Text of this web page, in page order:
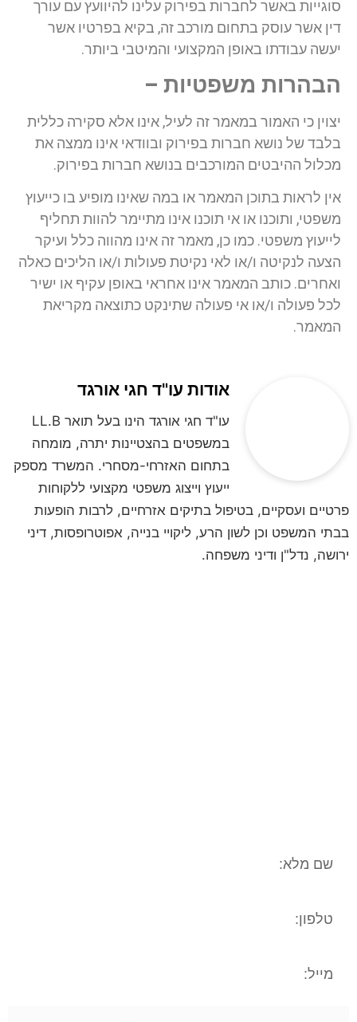
סוגייות באשר לחברות בפירוק עלינו להיוועץ עם עורך
דין אשר עוסק בתחום מורכב זה, בקיא בפרטיו אשר
יעשה עבודתו באופן המקצועי והמיטבי ביותר.
הבהרות משפטיות –
יצוין כי האמור במאמר זה לעיל, אינו אלא סקירה כללית
בלבד של נושא חברות בפירוק ובוודאי אינו ממצה את
מכלול ההיבטים המורכבים בנושא חברות בפירוק.
אין לראות בתוכן המאמר או במה שאינו מופיע בו כייעוץ
משפטי, ותוכנו או אי תוכנו אינו מתיימר להוות תחליף
לייעוץ משפטי. כמו כן, מאמר זה אינו מהווה כלל ועיקר
הצעה לנקיטה ו/או לאי נקיטת פעולות ו/או הליכים כאלה
ואחרים. כותב המאמר אינו אחראי באופן עקיף או ישיר
לכל פעולה ו/או אי פעולה שתינקט כתוצאה מקריאת
המאמר.
אודות עו"ד חגי אורגד
עו"ד חגי אורגד הינו בעל תואר LL.B
במשפטים בהצטיינות יתרה, מומחה
בתחום האזרחי-מסחרי. המשרד מספק
ייעוץ וייצוג משפטי מקצועי ללקוחות
פרטיים ועסקיים, בטיפול בתיקים אזרחיים, לרבות הופעות
בבתי המשפט וכן לשון הרע, ליקויי בנייה, אפוטרופסות, דיני
ירושה, נדל"ן ודיני משפחה.